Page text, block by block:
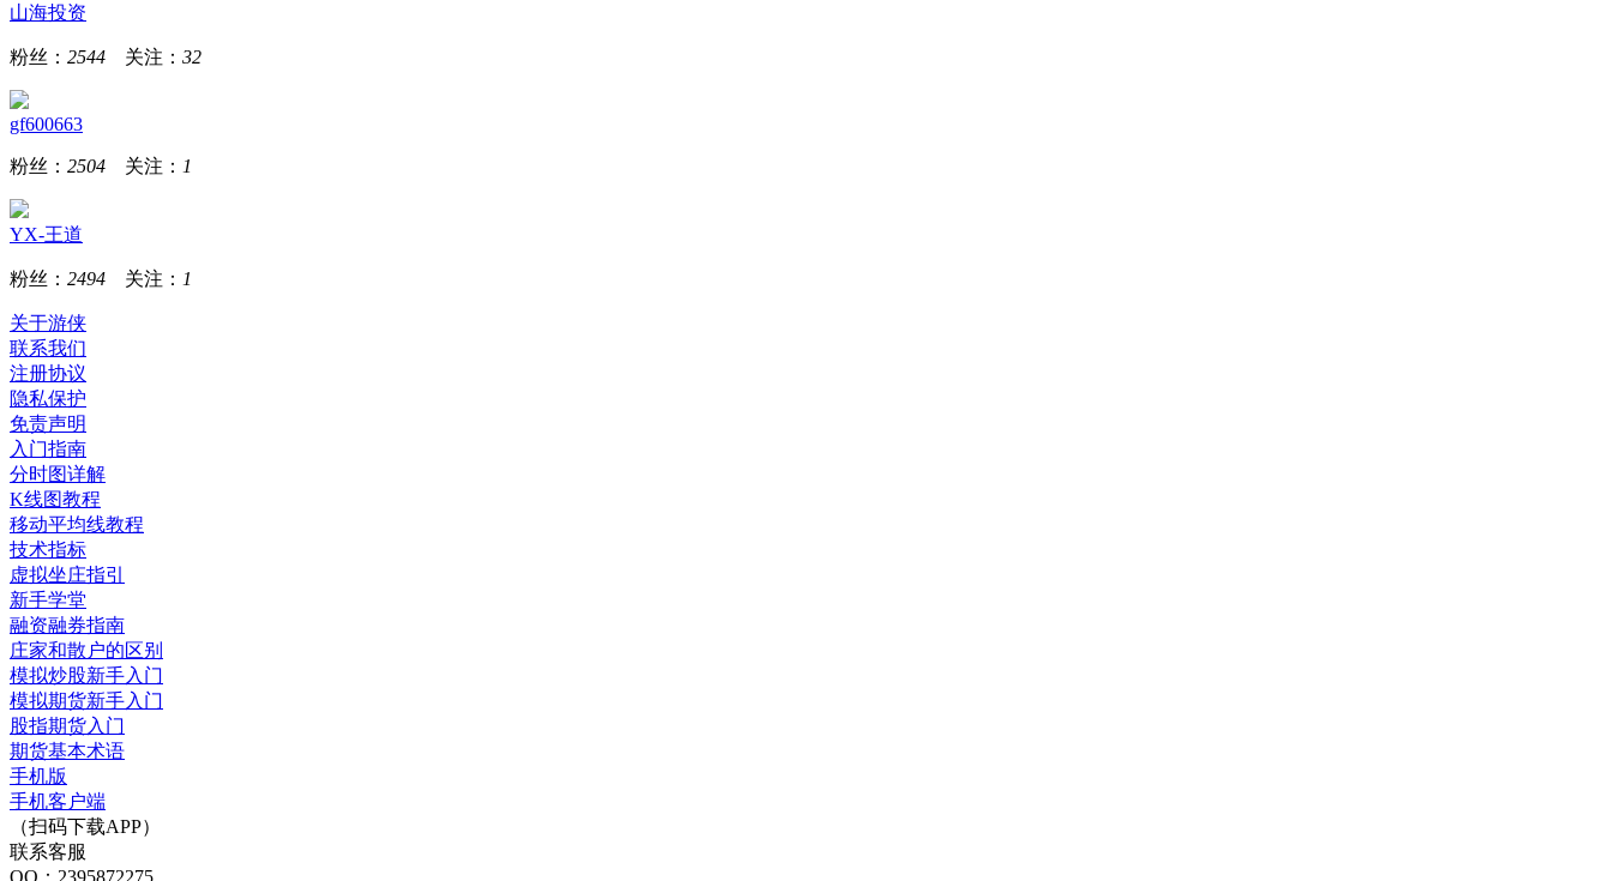
山海投资
粉丝： 2544 关注： 32
gf600663
粉丝： 2504 关注： 1
YX-王道
粉丝： 2494 关注： 1
关于游侠
联系我们
注册协议
隐私保护
免责声明
入门指南
分时图详解
K线图教程
移动平均线教程
技术指标
虚拟坐庄指引
新手学堂
融资融券指南
庄家和散户的区别
模拟炒股新手入门
模拟期货新手入门
股指期货入门
期货基本术语
手机版
手机客户端
（扫码下载APP）
联系客服
QQ：2395872275